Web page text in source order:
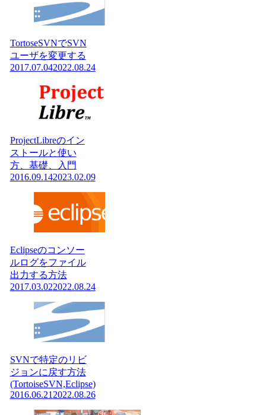
TortoseSVNでSVN
ユーザを変更する
2017.07.042022.08.24
ProjectLibreのイン
ストールと使い
方、基礎、入門
2016.09.142023.02.09
Eclipseのコンソー
ルログをファイル
出力する方法
2017.03.022022.08.24
SVNで特定のリビ
ジョンに戻す方法
(TortoiseSVN,Eclipse)
2016.06.21 2022.08.26